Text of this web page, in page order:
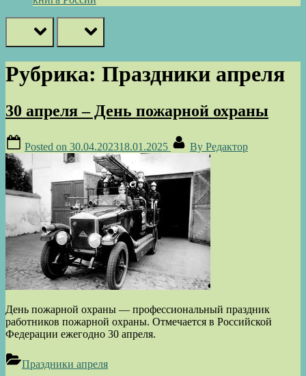
Рубрика: Праздники апреля
30 апреля – День пожарной охраны
Posted on 30.04.202318.01.2025 By Редактор
День пожарной охраны — профессиональный праздник
работников пожарной охраны. Отмечается в Российской
Федерации ежегодно 30 апреля.
Праздники апреля